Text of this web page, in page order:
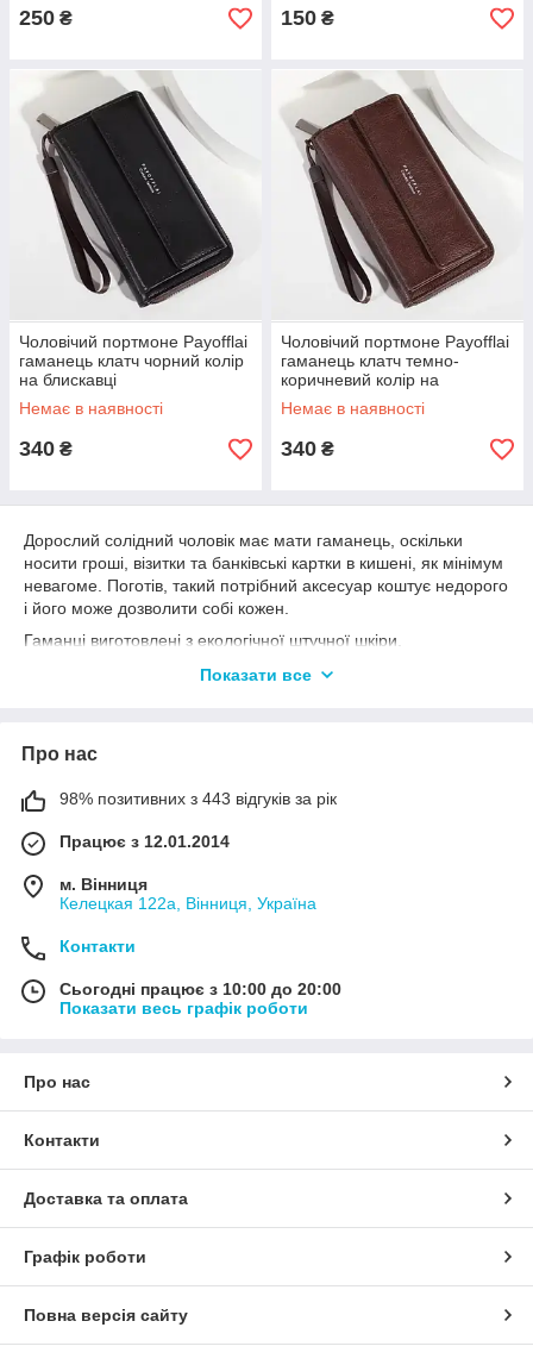
250 ₴ 150 ₴
Чоловічий портмоне Payofflai
гаманець клатч чорний колір
на блискавці
Немає в наявності
340 ₴
Чоловічий портмоне Payofflai
гаманець клатч темно-
коричневий колір на
блискавці
Немає в наявності
340 ₴
Дорослий солідний чоловік має мати гаманець, оскільки
носити гроші, візитки та банківські картки в кишені, як мінімум
невагоме. Поготів, такий потрібний аксесуар коштує недорого
і його може дозволити собі кожен.
Гаманці виготовлені з екологічної штучної шкіри.
високий ступінь міцності. Шкірзам — це недорога
натуральної шкіри.
додавши товар до кошика та дотримуючись інструкцій.
Отправим будь-який, зручний Вам, служби доставки: Новою
Наш інтернет-магазин понад 10 років продає чоловічі та
жіночі аксесуари.
Також до гаманця на нашому сайті, можете придивитися
товарів, можна заощадити на доставці.
Жіночі сумочки
Показати все
Про нас
98% позитивних з 443 відгуків за рік
Працює з 12.01.2014
м. Вінниця
Келецкая 122а, Вінниця, Україна
Контакти
Сьогодні працює з 10:00 до 20:00
Показати весь графік роботи
Про нас
Контакти
Доставка та оплата
Графік роботи
Повна версія сайту